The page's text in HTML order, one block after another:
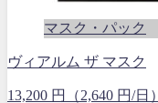
マスク・パック
ヴィアルム ザ マスク
13,200 円（2,640 円/日）